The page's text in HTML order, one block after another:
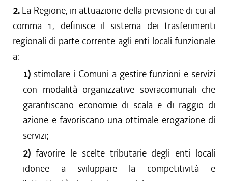
2. La Regione, in attuazione della previsione di cui al
comma 1, definisce il sistema dei trasferimenti
regionali di parte corrente agli enti locali funzionale
a:
1) stimolare i Comuni a gestire funzioni e servizi
con modalità organizzative sovracomunali che
garantiscano economie di scala e di raggio di
azione e favoriscano una ottimale erogazione di
servizi;
2)favorire le scelte tributarie degli enti locali
idonee a sviluppare la competitività e